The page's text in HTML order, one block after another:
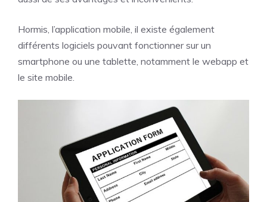
Hormis, l’application mobile, il existe également
différents logiciels pouvant fonctionner sur un
smartphone ou une tablette, notamment le webapp et
le site mobile.